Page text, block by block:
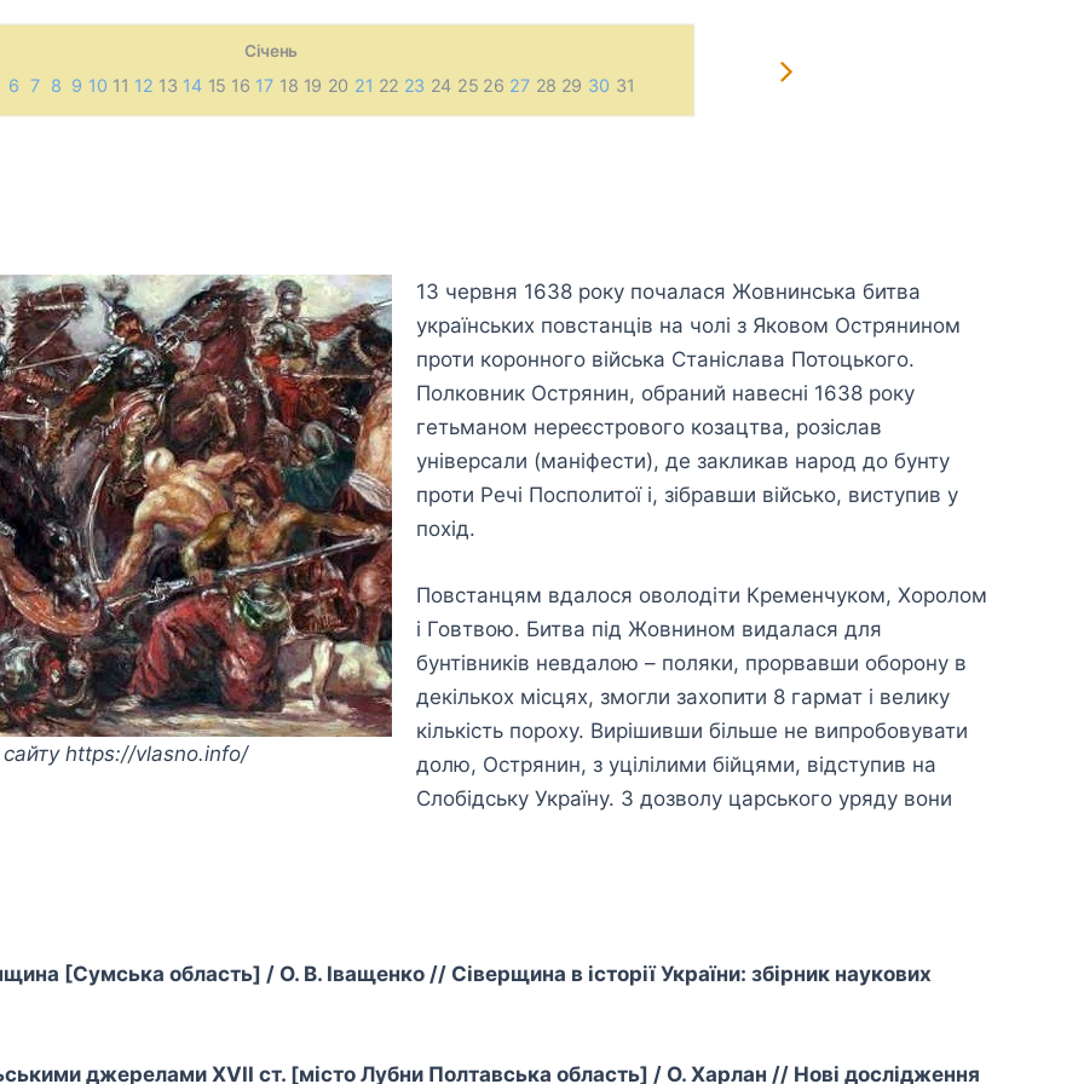
Січень
6 7 8 9 10 11 12 13 14 15 16 17 18 19 20 21 22 23 24 25 26 27 28 29 30 31
https://vlasno.info/
13 червня 1638 року почалася Жовнинська битва
українських повстанців на чолі з Яковом Острянином
проти коронного війська Станіслава Потоцького.
Полковник Острянин, обраний навесні 1638 року
гетьманом нереєстрового козацтва, розіслав
універсали (маніфести), де закликав народ до бунту
проти Речі Посполитої і, зібравши військо, виступив у
похід.
Повстанцям вдалося оволодіти Кременчуком, Хоролом
і Говтвою. Битва під Жовнином видалася для
бунтівників невдалою – поляки, прорвавши оборону в
декількох місцях, змогли захопити 8 гармат і велику
кількість пороху. Вирішивши більше не випробовувати
долю, Острянин, з уцілілими бійцями, відступив на
Слобідську Україну. З дозволу царського уряду вони
[Сумська область] / О. В. Іващенко // Сіверщина в історії України: збірник наукових
джерелами XVII ст. [місто Лубни Полтавська область] / О. Харлан // Нові дослідження